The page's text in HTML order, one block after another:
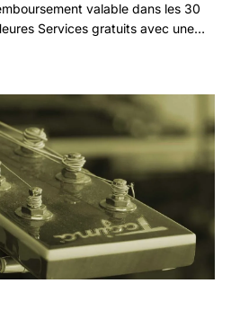
valable dans les 30
Services gratuits avec une